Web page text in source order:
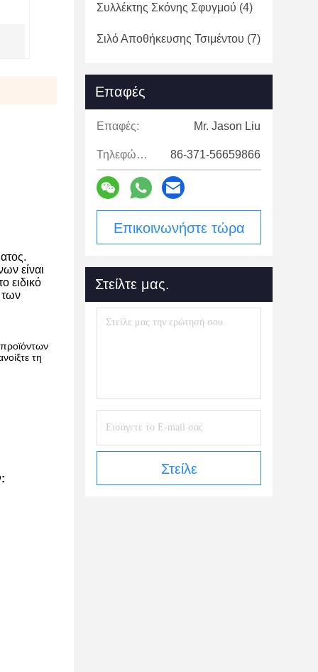
είναι
ειδικό
των
τη
Συλλέκτης Σκόνης Σφυγμού (4)
Σιλό Αποθήκευσης Τσιμέντου (7)
Επαφές
Επαφές: Mr. Jason Liu
Τηλεφώνημα: 86-371-56659866
Επικοινωνήστε τώρα
Στείλτε μας.
Στείλε